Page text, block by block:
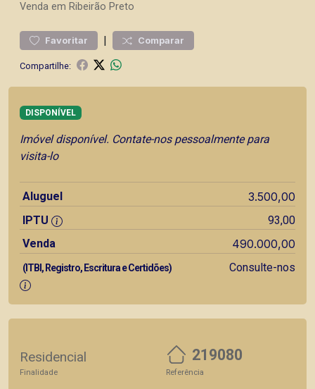
Venda em Ribeirão Preto
Favoritar | Comparar
Compartilhe:
DISPONÍVEL
Imóvel disponível. Contate-nos pessoalmente para
visita-lo
Aluguel 3.500,00
IPTU
93,00
Venda
490.000,00
(ITBI, Registro, Escritura e Certidões) Consulte-nos
Residencial
Finalidade
219080
Referência